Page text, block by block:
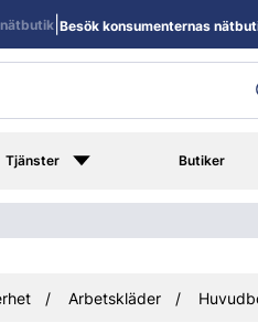
Tjänster Butiker
Besök konsumenternas
Arbetskläder